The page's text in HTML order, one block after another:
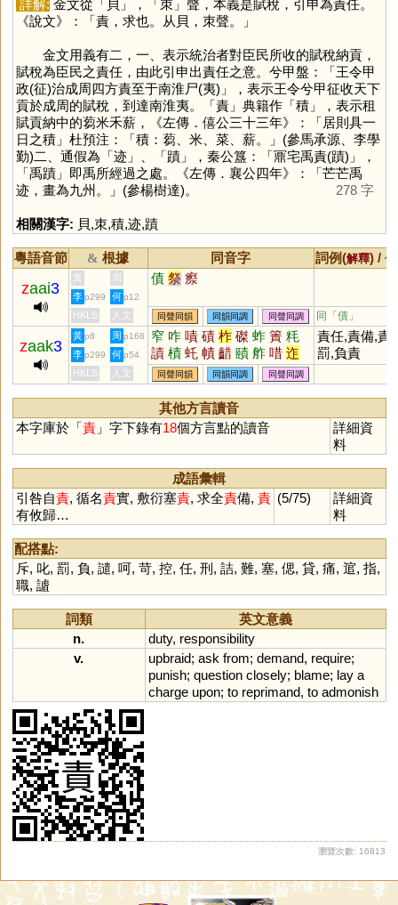
詳解: 金文從「 貝 」，「朿 」聲，本義是賦稅，引申為責任。
《說文》：「責，求也。从貝，朿聲。」
金文用義有二，一、表示統治者對臣民所收的賦稅納貢，
賦稅為臣民之責任，由此引申出責任之意。兮甲盤：「王令甲
政(征)治成周四方責至于南淮尸(夷)」，表示王令兮甲征收天下
貢於成周的賦稅，到達南淮夷。「責」典籍作「積」，表示租
賦貢納中的蒭米禾薪，《左傳．僖公三十三年》：「居則具一
日之積」杜預注：「積：蒭、米、菜、薪。」(參馬承源、李學
勤)二、通假為「迹」、「蹟」，秦公簋：「鼏宅禹責(蹟)」，
「禹蹟」即禹所經過之處。《左傳．襄公四年》：「芒芒禹
迹，畫為九州。」(參楊樹達)。
278 字
相關漢字: 貝,朿,積,迹,蹟
粵語音節 & 根據 同音字 詞例(解釋) /
zaai3
黃 周 債 祭 瘵
李 p299 何 p12
HKLS 人文 同聲同韻 同韻同調 同聲同調 同「債 」
zaak3
黃 p8 周 p168 窄 咋 嘖 磧 柞 磔 蚱 簀 粍
謮 樍 虴 幘 齰 賾 舴 唶 迮
矺 岝 笮
責任,責備,責
罰,負責
李 p299 何 p54
HKLS 人文 同聲同韻 同韻同調 同聲同調
其他方言讀音
本字庫於「責」字下錄有18個方言點的讀音
詳細資
料
成語彙輯
引咎自責, 循名責實, 敷衍塞責, 求全責備, 責
有攸歸…
(5/75)
詳細資
料
配搭點:
斥, 叱, 罰, 負, 譴, 呵, 苛, 控, 任, 刑, 詰, 難, 塞, 偲, 貸, 痛, 逭, 指,
職, 謯
詞類
英文意義
n.
duty, responsibility
v.
upbraid; ask from; demand, require;
punish; question closely; blame; lay a
charge upon; to reprimand, to admonish
瀏覽次數: 16813